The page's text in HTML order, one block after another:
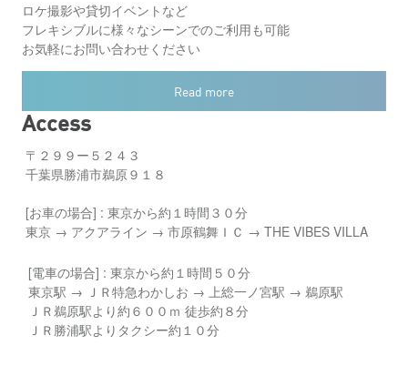
ロケ撮影や貸切イベントなど
フレキシブルに様々なシーンでのご利用も可能
お気軽にお問い合わせください
Read more
Access
〒２９９ー５２４３
千葉県勝浦市鵜原９１８
[お車の場合] : 東京から約１時間３０分
東京 → アクアライン → 市原鶴舞ＩＣ → THE VIBES VILLA
[電車の場合] : 東京から約１時間５０分
東京駅 → ＪＲ特急わかしお → 上総一ノ宮駅 → 鵜原駅
ＪＲ鵜原駅より約６００ｍ 徒歩約８分
ＪＲ勝浦駅よりタクシー約１０分